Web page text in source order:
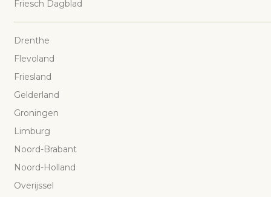
Friesch Dagblad
Drenthe
Flevoland
Friesland
Gelderland
Groningen
Limburg
Noord-Brabant
Noord-Holland
Overijssel